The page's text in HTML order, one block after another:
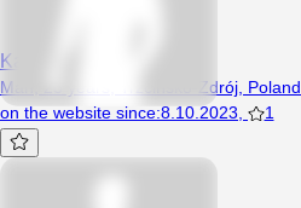
Karollll121
Man, 25 years, Trzcińsko-Zdrój, Poland
on the website since:8.10.2023 1